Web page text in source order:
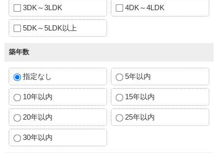
3DK～3LDK 4DK～4LDK
5DK～5LDK以上
築年数
指定なし 5年以内
10年以内 15年以内
20年以内 25年以内
30年以内